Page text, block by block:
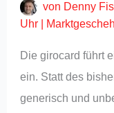
von Denny
Uhr
Die girocard führt
ein. Statt des
generisch und